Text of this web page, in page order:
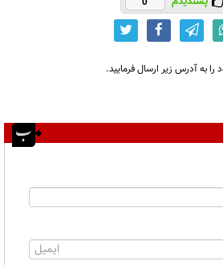
به آدرس زیر ارسال فرمایید.